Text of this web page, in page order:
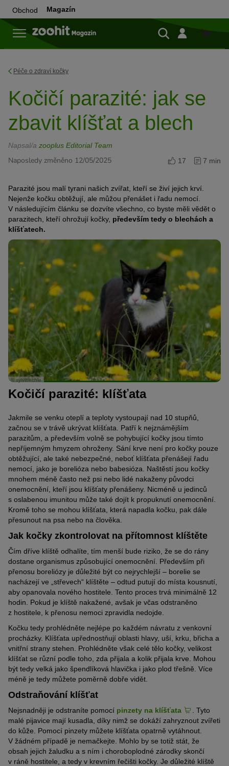
Obchod Magazín
Do
Péče o zdraví kočky
Kočičí parazité: jak se
zbavit klíšťat a blech
Napsal/a zooplus Editorial Team
Naposledy změněno 12/05/2025 17 7 min
Parazité jsou malí tyrani našich zvířat, kteří se živí jejich krví.
Nejenže kočku obtěžují, ale můžou přenášet i řadu nemocí.
V následujícím článku se dozvíte všechno, co byste měli vědět o
parazitech, kteří ohrožují kočky, především tedy o blechách a
klíšťatech.
© sylvibechle
Kočičí parazité: klíšťata
Jakmile se venku oteplí a teploty vystoupají nad 10 stupňů,
začnou se v trávě ukrývat klíšťata. Patří k nejznámějším
parazitům, a především volně se pohybující kočky jsou tímto
nepříjemným hmyzem ohroženy. Sání krve není pro kočky pouze
obtěžující, ale také nebezpečné, neboť klíšťata přenášejí řadu
nemocí, jako je borelióza nebo babesióza. Naštěstí jsou kočky
mnohem méně často než psi nebo lidé nakaženy původci
onemocnění, kteří jsou klíšťaty přenášeny. Nicméně u jedinců
s oslabenou imunitou může také dojít k propuknutí onemocnění.
Kromě toho se mohou klíšťata, která napadla kočku, pak dále
přesunout na psa nebo na člověka.
Jak kočky zkontrolovat na přítomnost klíštěte
Čím dříve klíště odhalíte, tím menší bude riziko, že se do rány
dostane organismus způsobující onemocnění. Především při
přenosu boreliózy je důležité být co nejrychlejší – borelie se
nacházejí ve „střevech“ klíštěte – odtud putují do místa kousnutí,
aby opanovala nového hostitele. Tento proces trvá minimálně 12
hodin. Pokud je klíště nakažené, avšak je včas odstraněno
z hostitele, k přenosu nemoci zpravidla nedojde.
Kočku tedy prohlédněte nejlépe po každém návratu z venkovní
procházky. Klíšťata upřednostňují oblasti hlavy, uší, krku, břicha a
vnitřní strany stehen. Prohlédněte však celé tělo kočky, velikost
klíšťat se různí podle toho, zda přijala a kolik přijala krve. Mohou
být tedy velká jako špendlíková hlavička i jako plod třešně. Více
méně je tedy můžete poměrně dobře vidět.
Odstraňování klíšťat
Nejsnadněji je odstraníte pomocí pinzety na klíšťata
. Tyto
malé pijavice mají kusadla, díky nimž se dokáží zahryznout zvířeti
do kůže. Pomocí pinzety můžete klíšťata opatrně vytáhnout.
V žádném případě je nemačkejte. Mohlo by se totiž stát, že
obsah jejich žaludku a s ním i choroboplodné zárodky skončí
v ráně hostitele, a tedy v krevním řečišti kočky. Je důležité klíště